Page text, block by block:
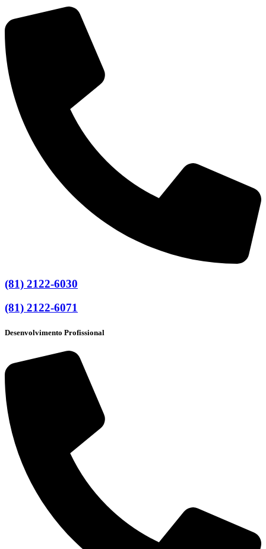
(81) 2122-6030
(81) 2122-6071
Desenvolvimento Profissional